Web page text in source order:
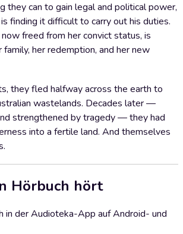
they can to gain legal and political power,
finding it difficult to carry out his duties.
freed from her convict status, is
her redemption, and her new
they fled halfway across the earth to
wastelands. Decades later —
strengthened by tragedy — they had
into a fertile land. And themselves
Hörbuch hört
in der Audioteka-App auf Android- und